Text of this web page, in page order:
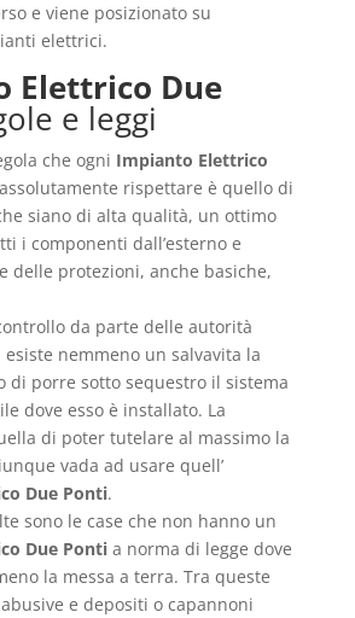
e viene posizionato su
elettrici.
Elettrico Due
e leggi
che ogni Impianto Elettrico
rispettare è quello di
siano di alta qualità, un ottimo
i componenti dall’esterno e
delle protezioni, anche basiche,
da parte delle autorità
nemmeno un salvavita la
di porre sotto sequestro il sistema
dove esso è installato. La
di poter tutelare al massimo la
vada ad usare quell’
Due Ponti.
sono le case che non hanno un
Due Pontia norma di legge dove
la messa a terra. Tra queste
e depositi o capannoni